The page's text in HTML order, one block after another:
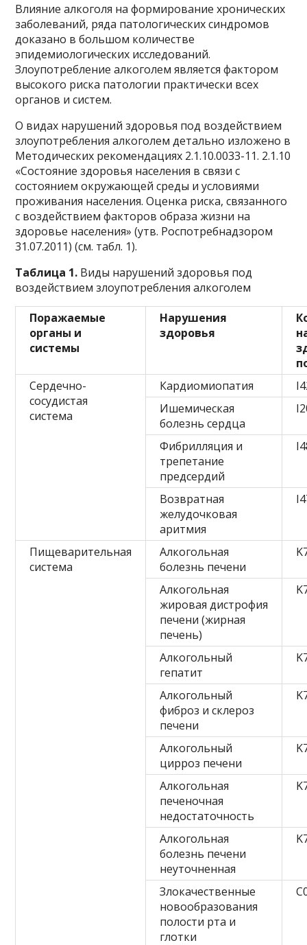
Влияние алкоголя на формирование хронических
заболеваний, ряда патологических синдромов
доказано в большом количестве
эпидемиологических исследований.
Злоупотребление алкоголем является фактором
высокого риска патологии практически всех
органов и систем.
О видах нарушений здоровья под воздействием
злоупотребления алкоголем детально изложено в
Методических рекомендациях 2.1.10.0033-11. 2.1.10
«Состояние здоровья населения в связи с
состоянием окружающей среды и условиями
проживания населения. Оценка риска, связанного
с воздействием факторов образа жизни на
здоровье населения» (утв. Роспотребнадзором
31.07.2011) (см. табл. 1).
Таблица 1. Виды нарушений здоровья под
воздействием злоупотребления алкоголем
Поражаемые
органы и
системы
Нарушения
здоровья
Сердечно-
сосудистая
система
Кардиомиопатия
Ишемическая
болезнь сердца
Фибрилляция и
трепетание
предсердий
Возвратная
желудочковая
аритмия
Пищеварительная
система
Алкогольная
болезнь печени
Алкогольная
жировая дистрофия
печени (жирная
печень)
Алкогольный
гепатит
Алкогольный
фиброз и склероз
печени
Алкогольный
цирроз печени
Алкогольная
печеночная
недостаточность
Алкогольная
болезнь печени
неуточненная
Злокачественные
новообразования
полости рта и
глотки